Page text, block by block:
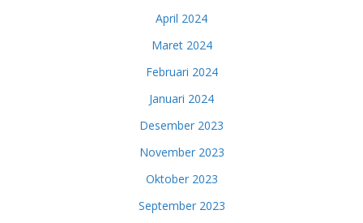
April 2024
Maret 2024
Februari 2024
Januari 2024
Desember 2023
November 2023
Oktober 2023
September 2023